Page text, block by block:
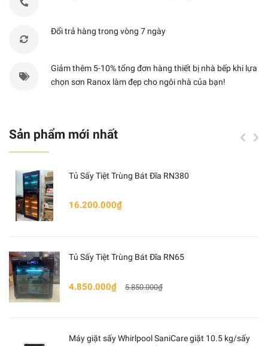
Hoạt động
Thông gió hoặc
Bộ lọc có thể rửa được
Bộ lọc carbon cho hoạt
động tuần hoàn
Đổi trả hàng trong vòng 7 ngày
Giảm thêm 5-10% tổng đơn hàng thiết bị nhà bếp khi lựa
chọn sơn Ranox làm đẹp cho ngôi nhà của bạn!
Sản phẩm mới nhất
Tủ Sấy Tiệt Trùng Bát Đĩa RN380
16.200.000₫
Tủ Sấy Tiệt Trùng Bát Đĩa RN65
4.850.000₫ 5.850.000₫
Máy giặt sấy Whirlpool SaniCare giặt 10.5 kg/sấy